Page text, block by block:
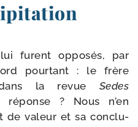
furent oppo­sés, par
pour­tant : le frère
la revue Sedes
? Nous n’en
de valeur et sa conclu­